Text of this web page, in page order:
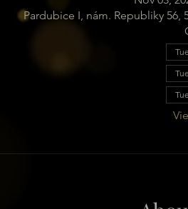
Pardubice I, nám. Republiky 56,